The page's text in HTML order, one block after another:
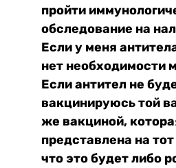
пройти
обследование на
Если у меня
нет необходимости
Если антител не
вакцинируюсь той
же вакциной,
представлена на
что это будет либо